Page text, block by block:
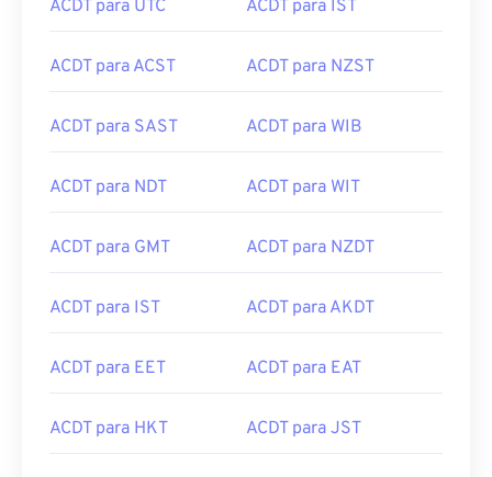
ACDT para UTC ACDT para IST
ACDT para ACST ACDT para NZST
ACDT para SAST ACDT para WIB
ACDT para NDT ACDT para WIT
ACDT para GMT ACDT para NZDT
ACDT para IST ACDT para AKDT
ACDT para EET ACDT para EAT
ACDT para HKT ACDT para JST